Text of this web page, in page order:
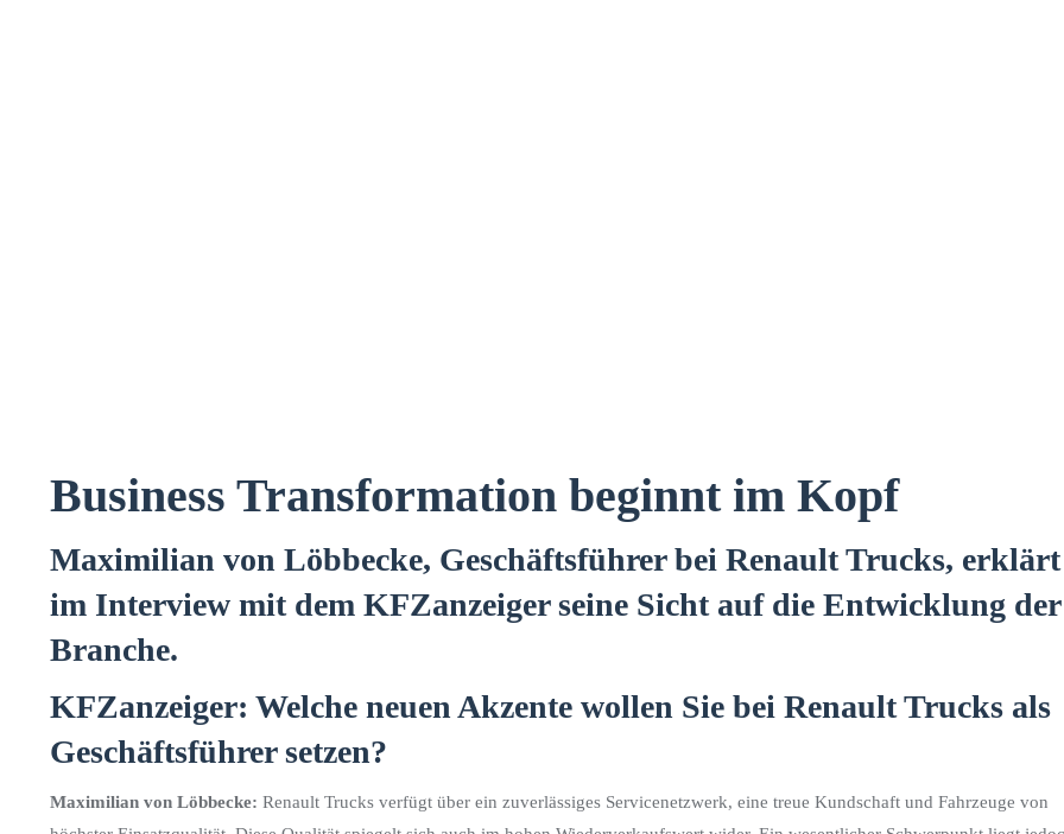
Business Transformation beginnt im Kopf
Maximilian von Löbbecke, Geschäftsführer bei Renault Trucks, erklärt
im Interview mit dem KFZanzeiger seine Sicht auf die Entwicklung der
Branche.
KFZanzeiger: Welche neuen Akzente wollen Sie bei Renault Trucks als
Geschäftsführer setzen?
Maximilian von Löbbecke: Renault Trucks verfügt über ein zuverlässiges Servicenetzwerk, eine treue Kundschaft und Fahrzeuge von